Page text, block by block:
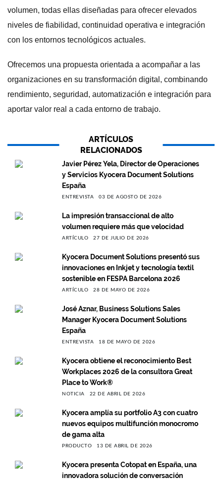
volumen, todas ellas diseñadas para ofrecer elevados
niveles de fiabilidad, continuidad operativa e integración
con los entornos tecnológicos actuales.
Ofrecemos una propuesta orientada a acompañar a las
organizaciones en su transformación digital, combinando
rendimiento, seguridad, automatización e integración para
aportar valor real a cada entorno de trabajo.
ARTÍCULOS
RELACIONADOS
Javier Pérez Yela, Director de Operaciones
y Servicios Kyocera Document Solutions
España
ENTREVISTA 03 DE AGOSTO DE 2026
La impresión transaccional de alto
volumen requiere más que velocidad
ARTÍCULO 27 DE JULIO DE 2026
Kyocera Document Solutions presentó sus
innovaciones en Inkjet y tecnología textil
sostenible en FESPA Barcelona 2026
ARTÍCULO 28 DE MAYO DE 2026
José Aznar, Business Solutions Sales
Manager Kyocera Document Solutions
España
ENTREVISTA 18 DE MAYO DE 2026
Kyocera obtiene el reconocimiento Best
Workplaces 2026 de la consultora Great
Place to Work®
NOTICIA 22 DE ABRIL DE 2026
Kyocera amplía su portfolio A3 con cuatro
nuevos equipos multifunción monocromo
de gama alta
PRODUCTO 13 DE ABRIL DE 2026
Kyocera presenta Cotopat en España, una
innovadora solución de conversación